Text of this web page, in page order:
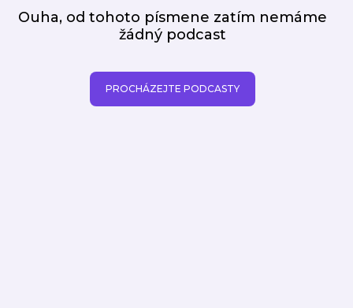
Ouha, od tohoto písmene zatím nemáme
žádný podcast
PROCHÁZEJTE PODCASTY